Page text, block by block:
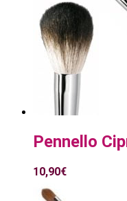
Pennello
10,90€